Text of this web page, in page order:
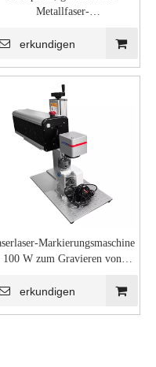
Metallfaser-
Gravieren von goldenem
erkundigen
Markierungsmaschine
100 W zum Gravieren von
erkundigen